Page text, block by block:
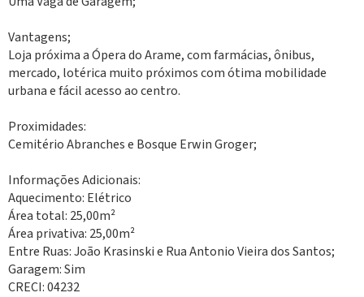
Vantagens;
Loja próxima a Ópera do Arame, com farmácias, ônibus,
mercado, lotérica muito próximos com ótima mobilidade
urbana e fácil acesso ao centro.
Proximidades:
Cemitério Abranches e Bosque Erwin Groger;
Informações Adicionais:
Aquecimento: Elétrico
Área total: 25,00m²
Área privativa: 25,00m²
Entre Ruas: João Krasinski e Rua Antonio Vieira dos Santos;
Garagem: Sim
CRECI: 04232